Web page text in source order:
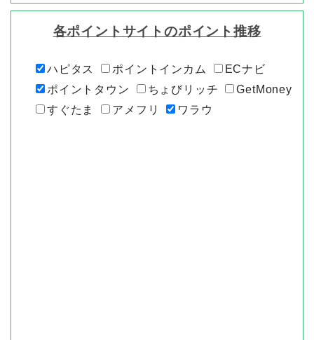
各ポイントサイトのポイント推移
ハピタス ポイントインカム
ECナビ
ポイントタウン
ちょびリッチ
GetMoney
すぐたま
アメフリ ワラウ